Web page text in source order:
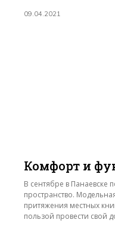
09.04.2021
Комфорт и
В сентябре в Панаевске
пространство. Модельная библиотека станет местом
притяжения местных
пользой провести свой